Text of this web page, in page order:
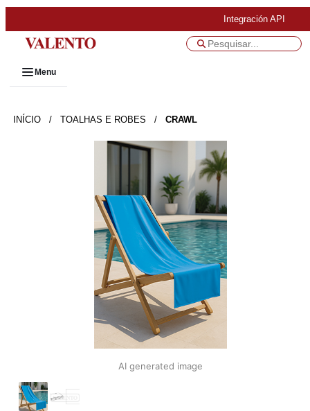
Integración API
Menu
INÍCIO / TOALHAS E ROBES / CRAWL
AI generated image